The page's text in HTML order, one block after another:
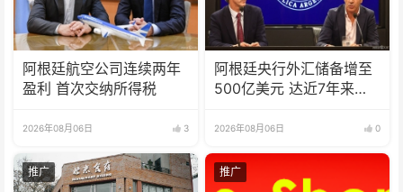
阿根廷航空公司连续两年
盈利 首次交纳所得税
2026年08月06日 3
阿根廷央行外汇储备增至
500亿美元 达近7年来最
2026年08月06日 0
推广 推广